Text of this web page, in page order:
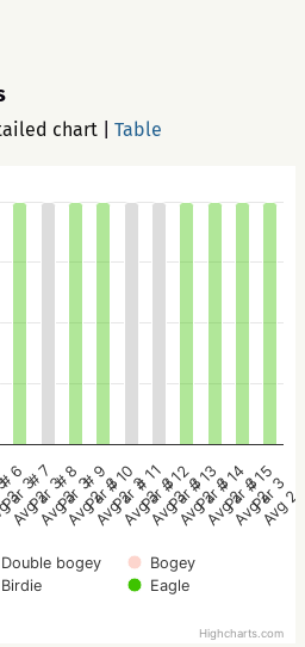
chart Table
Double bogey
Bogey
Birdie
Eagle
3
# 7
Par 3
Avg 3
# 9
Par 3
Avg 2
# 11
Par 3
Avg 3
# 13
Par 3
Avg 2
# 15
Par 3
Avg 2
6
Par 3
Avg 2
# 8
Par 3
Avg 2
# 10
Par 3
Avg 3
# 12
Par 3
Avg 2
# 14
Par 3
Avg 2
Highcharts.com